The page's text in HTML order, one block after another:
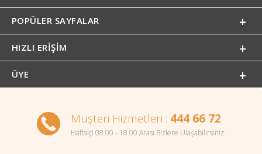
POPÜLER SAYFALAR
HIZLI ERIŞIM
ÜYE
Müşteri Hizmetleri : 444 66 72
Haftaiçi 08.00 - 18.00 Arası Bizlere Ulaşabilirsiniz.